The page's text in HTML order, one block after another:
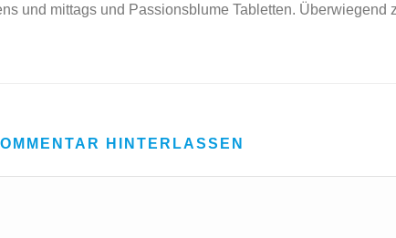
und mittags und Passionsblume Tabletten. Überwiegend
HINTERLASSEN